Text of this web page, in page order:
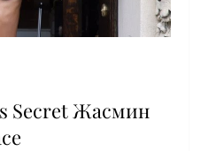
Secret Жасмин